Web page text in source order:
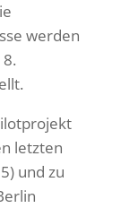
werden
letzten
und zu